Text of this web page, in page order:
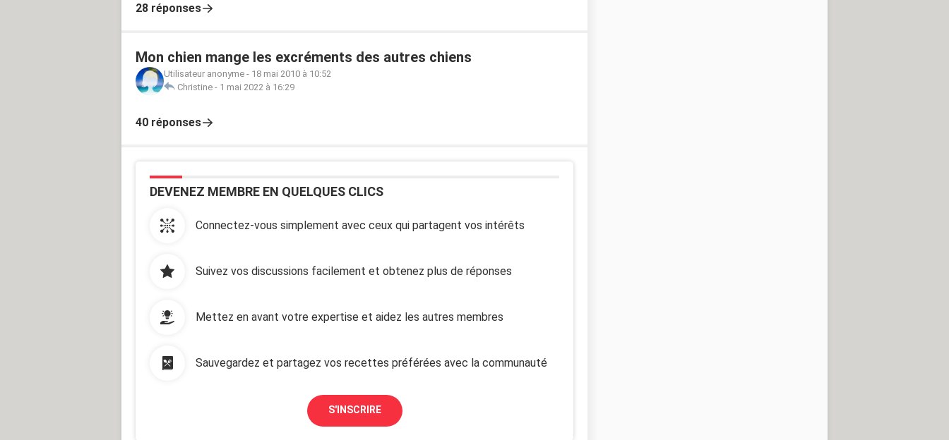
28 réponses
Mon chien mange les excréments des autres chiens
Utilisateur anonyme - 18 mai 2010 à 10:52
Christine - 1 mai 2022 à 16:29
40 réponses
DEVENEZ MEMBRE EN QUELQUES CLICS
Connectez-vous simplement avec ceux qui partagent vos intérêts
Suivez vos discussions facilement et obtenez plus de réponses
Mettez en avant votre expertise et aidez les autres membres
Sauvegardez et partagez vos recettes préférées avec la communauté
S'INSCRIRE